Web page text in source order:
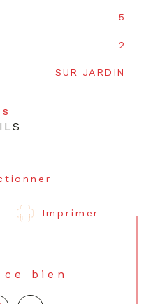
5
2
SUR JARDIN
Imprimer
ce bien